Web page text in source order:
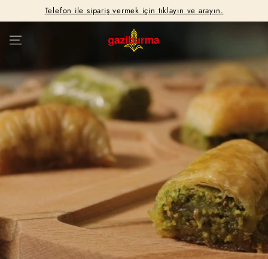
SKIP TO
CONTENTTelefon ile sipariş vermek için tıklayın ve arayın.